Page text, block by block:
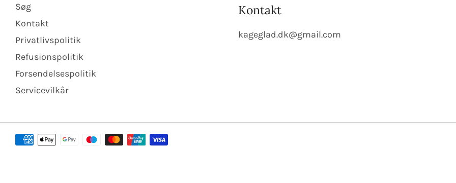
Søg
Kontakt
Privatlivspolitik
Refusionspolitik
Forsendelsespolitik
Servicevilkår
Kontakt
kageglad.dk@gmail.com